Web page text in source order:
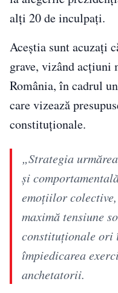
alți 20 de inculpați.
Aceștia sunt acuzați
grave, vizând acțiuni
România, în cadrul
care vizează
constituționale.
„Strategia
şi
emoţiilor
maximă tensiune
constituţionale ori
împiedicarea
anchetatorii.